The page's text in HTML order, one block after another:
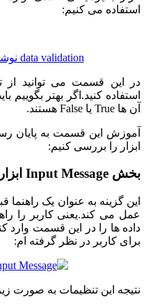
استفاده می کنیم:
استفاده کنید.اگر بهتر بگوییم
آن ها True یا False هستند.
آموزش این قسمت به پایان
ابزار را بررسی کنیم:
بخش Input Message ابزار Data Validation اکسل:
این گزینه به عنوان یک راهنما
عمل می کند.یعنی کاربر را
داده ها را در این قسمت وارد
برای کاربر در نظر گرفته ام:
نتیجه این تنظیمات به صورت